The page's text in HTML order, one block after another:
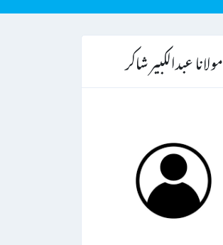
مولانا عبدالکبیر شاکر